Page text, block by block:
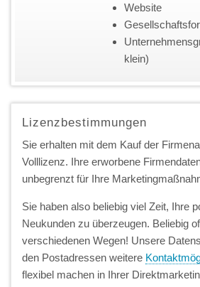
Website
klein)
Lizenzbestimmungen
Sie erhalten mit dem Kauf der
Volllizenz. Ihre erworbene
unbegrenzt für Ihre
Sie haben also beliebig viel Zeit, Ihre
Neukunden zu überzeugen. Beliebig
verschiedenen Wegen! Unsere
den Postadressen weitere
flexibel machen in Ihrer